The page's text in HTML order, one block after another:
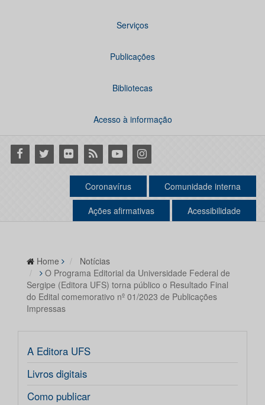
Serviços
Publicações
Bibliotecas
Acesso à informação
Facebook
Twitter Flickr RSS YoutubeInstagram
Coronavírus Comunidade interna
Ações afirmativas Acessibilidade
Home
Notícias
O Programa Editorial da Universidade Federal de
Sergipe (Editora UFS) torna público o Resultado Final
do Edital comemorativo nº 01/2023 de Publicações
Impressas
A Editora UFS
Livros digitais
Como publicar